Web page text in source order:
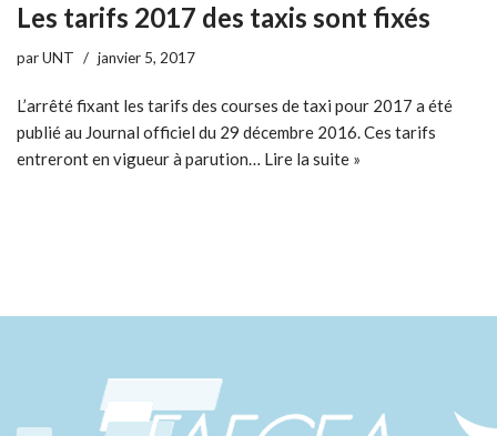
Les tarifs 2017 des taxis sont fixés
parUNT janvier 5, 2017
L’arrêté fixant les tarifs des courses de taxi pour 2017 a été
publié au Journal officiel du 29 décembre 2016. Ces tarifs
entreront en vigueur à parution… Lire la suite »